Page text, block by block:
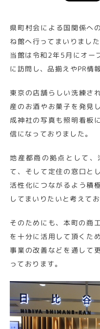
県町村会による国関係へ
ね館へ行ってまいりました
当館は令和2年5月にオー
に訪問し、品揃えやPR情
東京の店舗らしい洗練さ
産のお酒やお菓子を発見
成神社の写真も照明看板
信になっておりました。
地産都商の拠点として
て、そして定住の窓口と
活性化につながるよう積
してまいりたいと考えてお
そのためにも、本町の商
を十分に活用して頂くた
事業の改善などを通して
っております。